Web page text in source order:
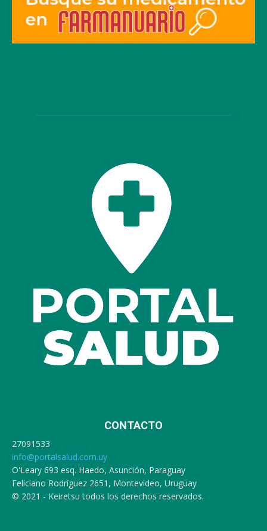
CONTACTO
27091533
info@portalsalud.com.uy
O'Leary 693 esq. Haedo, Asunción, Paraguay
Feliciano Rodríguez 2651, Montevideo, Uruguay
© 2021 - Keiretsu todos los derechos reservados.